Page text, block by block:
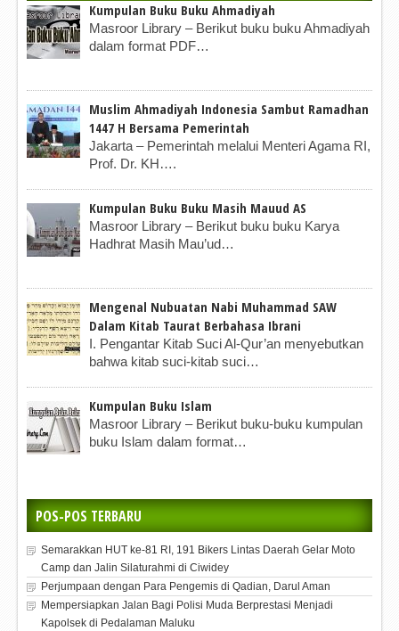
Kumpulan Buku Buku Ahmadiyah
Masroor Library – Berikut buku buku Ahmadiyah
dalam format PDF…
Muslim Ahmadiyah Indonesia Sambut Ramadhan
1447 H Bersama Pemerintah
Jakarta – Pemerintah melalui Menteri Agama RI,
Prof. Dr. KH….
Kumpulan Buku Buku Masih Mauud AS
Masroor Library – Berikut buku buku Karya
Hadhrat Masih Mau’ud…
Mengenal Nubuatan Nabi Muhammad SAW
Dalam Kitab Taurat Berbahasa Ibrani
I. Pengantar Kitab Suci Al-Qur’an menyebutkan
bahwa kitab suci-kitab suci…
Kumpulan Buku Islam
Masroor Library – Berikut buku-buku kumpulan
buku Islam dalam format…
POS-POS TERBARU
Semarakkan HUT ke-81 RI, 191 Bikers Lintas Daerah Gelar Moto
Camp dan Jalin Silaturahmi di Ciwidey
Perjumpaan dengan Para Pengemis di Qadian, Darul Aman
Mempersiapkan Jalan Bagi Polisi Muda Berprestasi Menjadi
Kapolsek di Pedalaman Maluku